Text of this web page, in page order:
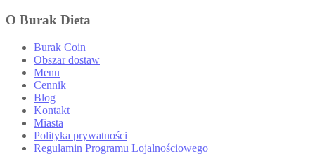
O Burak Dieta
Burak Coin
Obszar dostaw
Menu
Cennik
Blog
Kontakt
Miasta
Polityka prywatności
Regulamin Programu Lojalnościowego